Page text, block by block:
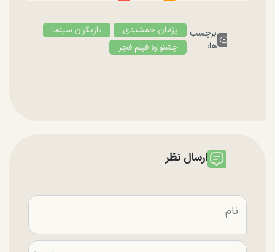
برچسب
ها:
پژمان جمشیدی
بازیگران سینما
جشنواره فیلم فجر
ارسال نظر